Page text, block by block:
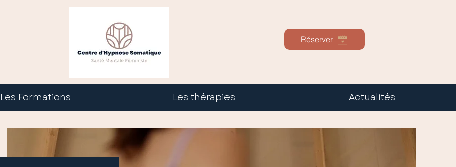
Réserver
Les Formations Les thérapies Actualités